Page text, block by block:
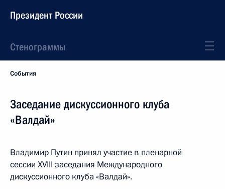
Президент России
Стенограммы
События
Заседание дискуссионного клуба
«Валдай»
Владимир Путин принял участие в пленарной
сессии XVIII заседания Международного
дискуссионного клуба «Валдай».